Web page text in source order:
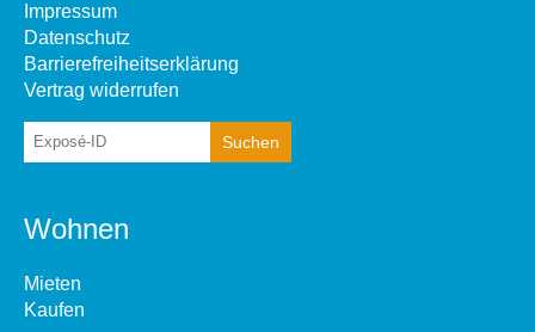
Impressum
Datenschutz
Barrierefreiheitserklärung
Vertrag widerrufen
Wohnen
Mieten
Kaufen